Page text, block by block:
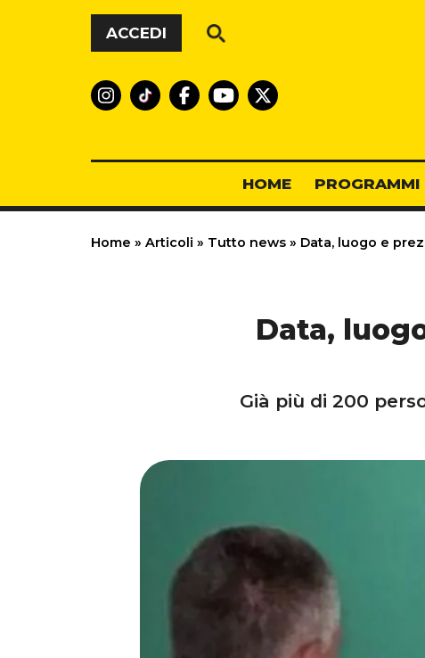
Vai al contenuto
ACCEDI
HOME PROGRAMMI
Home » Articoli » Tutto news » Data, luogo e
Data,
Già più di 200